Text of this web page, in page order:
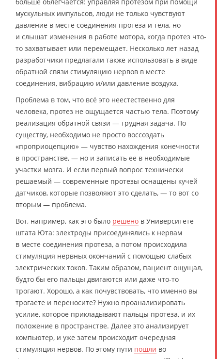
мускульных импульсов, люди не только чувствуют
давление в месте соединения протеза и тела, но
и слышат изменения в работе мотора, когда протез что-
то захватывает или перемещает. Несколько лет назад
разработчики предлагали также использовать в виде
обратной связи стимуляцию нервов в месте
соединения, вибрацию и/или давление воздуха.
Проблема в том, что всё это неестественно для
человека, протез не ощущается частью тела. Поэтому
реализация обратной связи — трудная задача. По
существу, необходимо не просто воссоздать
«проприоцепцию» — чувство нахождения конечности
в пространстве, — но и записать её в необходимые
участки мозга. И если первый вопрос технически
решаемый — современные протезы оснащены кучей
датчиков, которые позволяют это сделать, — то вот со
вторым — проблема.
Вот, например, как это было решено в Университете
штата Юта: электроды присоединялись к нервам
в месте соединения протеза, а потом происходила
стимуляция нервных окончаний с помощью слабых
электрических токов. Таким образом, пациент ощущал,
будто бы его пальцы двигаются или даже что-то
трогают. Хорошо, а как почувствовать, что именно вы
трогаете и переносите? Нужно проанализировать
усилие, которое прикладывают пальцы протеза, и их
положение в пространстве. Далее это анализирует
компьютер, и уже затем происходит очередная
стимуляция нервов. По этому пути пошли во